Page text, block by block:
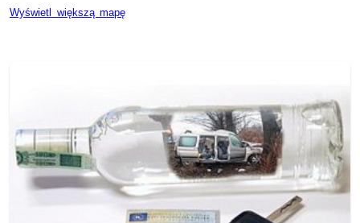
Wyświetl większą mapę